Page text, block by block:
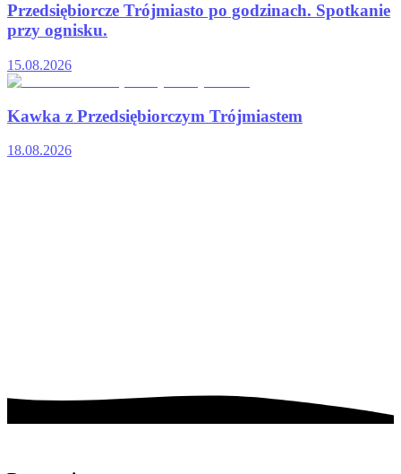
Przedsiębiorcze Trójmiasto po godzinach. Spotkanie
przy ognisku.
15.08.2026
Kawka z Przedsiębiorczym Trójmiastem
18.08.2026